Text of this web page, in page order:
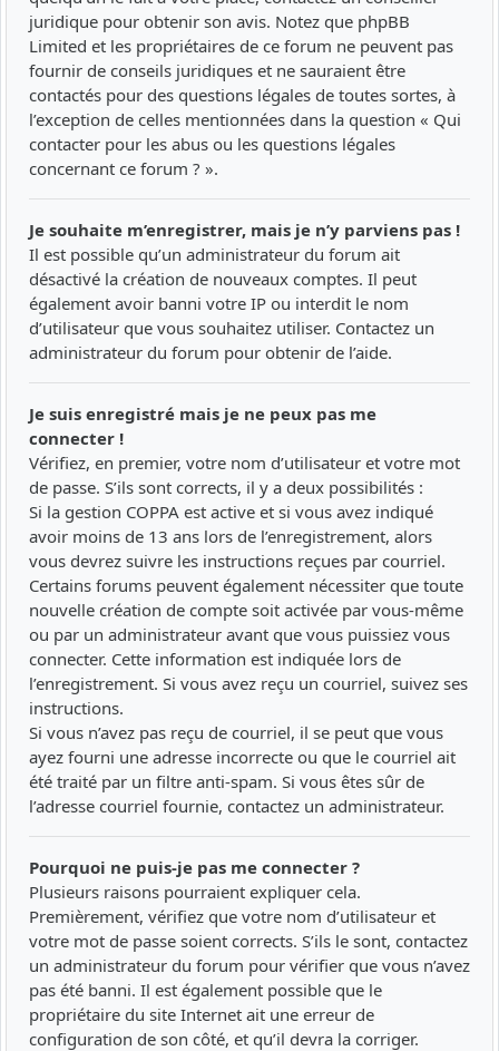
juridique pour obtenir son avis. Notez que phpBB
Limited et les propriétaires de ce forum ne peuvent pas
fournir de conseils juridiques et ne sauraient être
contactés pour des questions légales de toutes sortes, à
l’exception de celles mentionnées dans la question « Qui
contacter pour les abus ou les questions légales
concernant ce forum ? ».
Je souhaite m’enregistrer, mais je n’y parviens pas !
Il est possible qu’un administrateur du forum ait
désactivé la création de nouveaux comptes. Il peut
également avoir banni votre IP ou interdit le nom
d’utilisateur que vous souhaitez utiliser. Contactez un
administrateur du forum pour obtenir de l’aide.
Je suis enregistré mais je ne peux pas me
connecter !
Vérifiez, en premier, votre nom d’utilisateur et votre mot
de passe. S’ils sont corrects, il y a deux possibilités :
Si la gestion COPPA est active et si vous avez indiqué
avoir moins de 13 ans lors de l’enregistrement, alors
vous devrez suivre les instructions reçues par courriel.
Certains forums peuvent également nécessiter que toute
nouvelle création de compte soit activée par vous-même
ou par un administrateur avant que vous puissiez vous
connecter. Cette information est indiquée lors de
l’enregistrement. Si vous avez reçu un courriel, suivez ses
instructions.
Si vous n’avez pas reçu de courriel, il se peut que vous
ayez fourni une adresse incorrecte ou que le courriel ait
été traité par un filtre anti-spam. Si vous êtes sûr de
l’adresse courriel fournie, contactez un administrateur.
Pourquoi ne puis-je pas me connecter ?
Plusieurs raisons pourraient expliquer cela.
Premièrement, vérifiez que votre nom d’utilisateur et
votre mot de passe soient corrects. S’ils le sont, contactez
un administrateur du forum pour vérifier que vous n’avez
pas été banni. Il est également possible que le
propriétaire du site Internet ait une erreur de
configuration de son côté, et qu’il devra la corriger.